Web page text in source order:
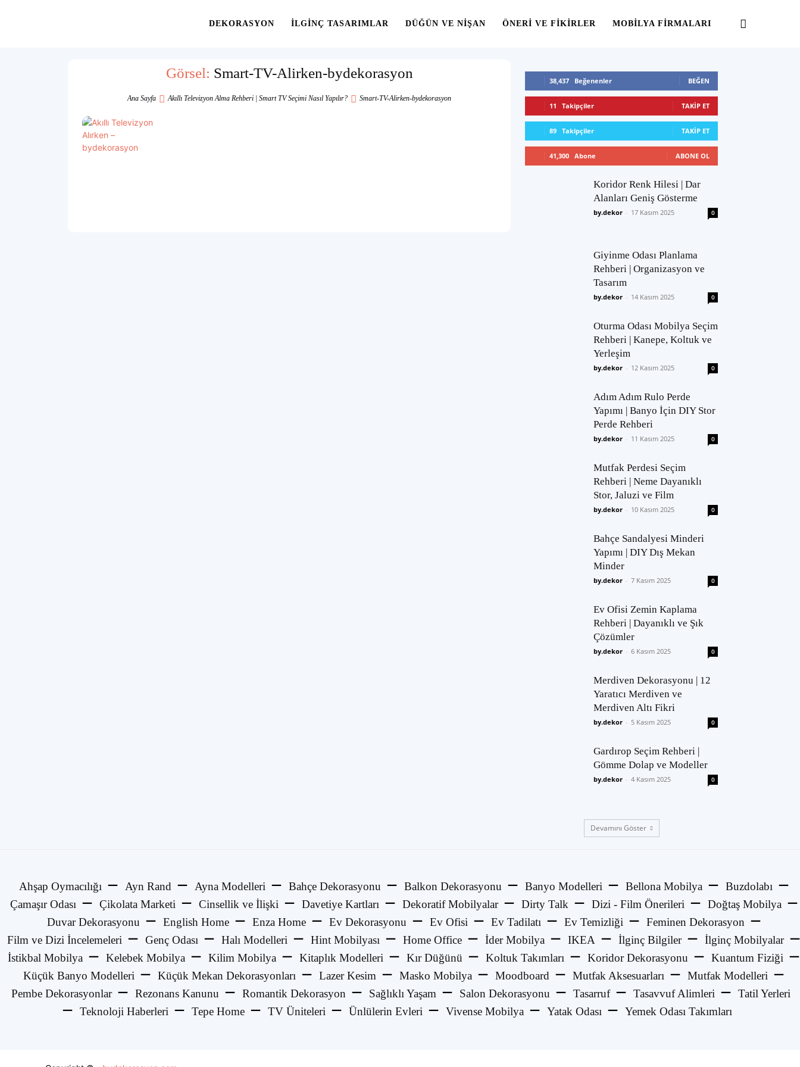
DEKORASYON İLGINÇ TASARIMLAR DÜĞÜN VE NIŞAN ÖNERI VE FIKIRLER MOBILYA FIRMALARI
Görsel: Smart-TV-Alirken-bydekorasyon
Ana Sayfa Akıllı Televizyon Alma Rehberi | Smart TV Seçimi Nasıl Yapılır? Smart-TV-Alirken-bydekorasyon
38,437 Beğenenler BEĞEN
11 Takipçiler TAKIP ET
89 Takipçiler TAKIP ET
41,300 Abone ABONE OL
Koridor Renk Hilesi | Dar
Alanları Geniş Gösterme
by.dekor - 17 Kasım 2025 0
Giyinme Odası Planlama
Rehberi | Organizasyon ve
Tasarım
by.dekor - 14 Kasım 2025 0
Oturma Odası Mobilya Seçim
Rehberi | Kanepe, Koltuk ve
Yerleşim
by.dekor - 12 Kasım 2025 0
Adım Adım Rulo Perde
Yapımı | Banyo İçin DIY Stor
Perde Rehberi
by.dekor - 11 Kasım 2025 0
Mutfak Perdesi Seçim
Rehberi | Neme Dayanıklı
Stor, Jaluzi ve Film
by.dekor - 10 Kasım 2025 0
Bahçe Sandalyesi Minderi
Yapımı | DIY Dış Mekan
Minder
by.dekor - 7 Kasım 2025 0
Ev Ofisi Zemin Kaplama
Rehberi | Dayanıklı ve Şık
Çözümler
by.dekor - 6 Kasım 2025 0
Merdiven Dekorasyonu | 12
Yaratıcı Merdiven ve
Merdiven Altı Fikri
by.dekor - 5 Kasım 2025 0
Gardırop Seçim Rehberi |
Gömme Dolap ve Modeller
by.dekor - 4 Kasım 2025 0
Devamını Göster
Ahşap Oymacılığı Ayn Rand Ayna Modelleri Bahçe Dekorasyonu Balkon Dekorasyonu Banyo Modelleri Bellona Mobilya
Buzdolabı
Çamaşır Odası
Çikolata Marketi Cinsellik ve İlişki Davetiye Kartları Dekoratif Mobilyalar Dirty Talk Dizi - Film Önerileri
Doğtaş Mobilya
Duvar Dekorasyonu
English Home Enza Home Ev Dekorasyonu Ev Ofisi Ev Tadilatı Ev Temizliği
Feminen Dekorasyon
Film ve Dizi İncelemeleri
Genç Odası Halı Modelleri Hint Mobilyası Home Office İder Mobilya IKEA İlginç Bilgiler
İlginç Mobilyalar
İstikbal Mobilya
Kelebek Mobilya Kilim Mobilya Kitaplık Modelleri Kır Düğünü Koltuk Takımları Koridor Dekorasyonu
Kuantum Fiziği
Küçük Banyo Modelleri
Küçük Mekan Dekorasyonları Lazer Kesim Masko Mobilya Moodboard Mutfak Aksesuarları
Mutfak Modelleri
Pembe Dekorasyonlar
Rezonans Kanunu Romantik Dekorasyon Sağlıklı Yaşam Salon Dekorasyonu Tasarruf Tasavvuf Alimleri
Tatil Yerleri
Teknoloji Haberleri
Tepe Home TV Üniteleri Ünlülerin Evleri Vivense Mobilya Yatak Odası Yemek Odası Takımları